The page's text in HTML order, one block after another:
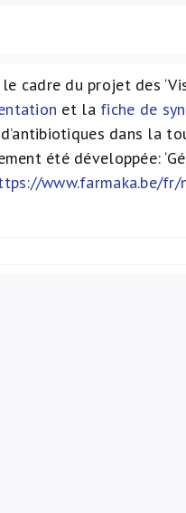
du projet des
et la fiche de
dans la
été développée:
www.farmaka.be/